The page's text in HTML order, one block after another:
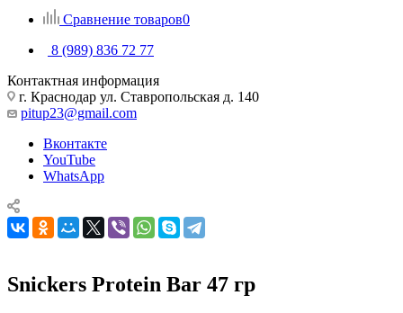
Сравнение товаров0
8 (989) 836 72 77
Контактная информация
г. Краснодар ул. Ставропольская д. 140
pitup23@gmail.com
Вконтакте
YouTube
WhatsApp
Snickers Protein Bar 47 гр